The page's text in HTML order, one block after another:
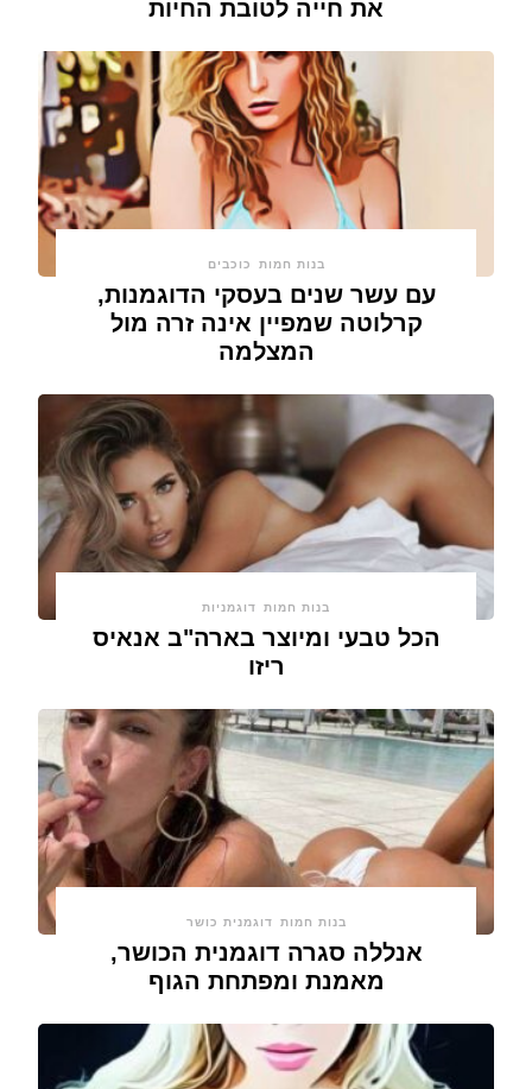
את חייה לטובת החיות
בנות חמות כוכבים
עם עשר שנים בעסקי הדוגמנות,
קרלוטה שמפיין אינה זרה מול
המצלמה
בנות חמות דוגמניות
הכל טבעי ומיוצר בארה"ב אנאיס
ריזו
בנות חמות דוגמנית כושר
אנללה סגרה דוגמנית הכושר,
מאמנת ומפתחת הגוף